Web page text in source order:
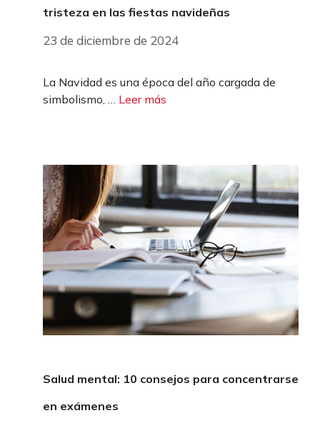
tristeza en las fiestas navideñas
23 de diciembre de 2024
La Navidad es una época del año cargada de
simbolismo, … Leer más
Salud mental: 10 consejos para concentrarse
en exámenes